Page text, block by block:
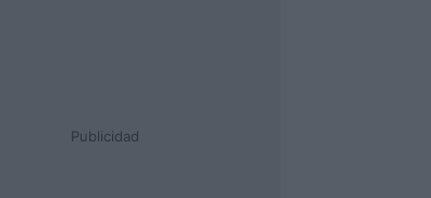
Publicidad